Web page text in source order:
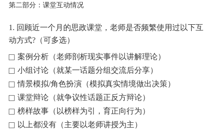
第二部分：课堂互动情况
1. 回顾近一个月的思政课堂，老师是否频繁使用过以下互
动方式?（可多选）
案例分析（老师剖析现实事件以讲解理论）
小组讨论（就某一话题分组交流后分享）
情景模拟/角色扮演（模拟真实情境做出决策）
课堂辩论（就争议性话题正反方辩论）
榜样故事（以榜样为引，育正向行为）
以上都没有（主要以老师讲授为主）